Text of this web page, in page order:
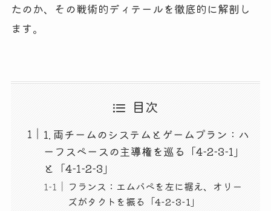
たのか、その戦術的ディテールを徹底的に解剖し
ます。
目次
1. 両チームのシステムとゲームプラン：ハ
ーフスペースの主導権を巡る「4-2-3-1」
と「4-1-2-3」
フランス：エムバペを左に据え、オリー
ズがタクトを振る「4-2-3-1」